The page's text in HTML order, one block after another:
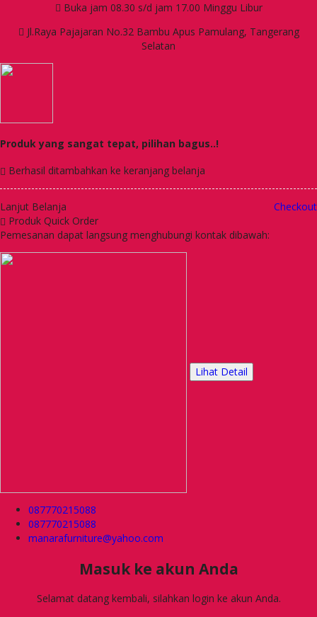
Buka jam 08.30 s/d jam 17.00 Minggu Libur
Jl.Raya Pajajaran No.32 Bambu Apus Pamulang, Tangerang
Selatan
Produk yang sangat tepat, pilihan bagus..!
Berhasil ditambahkan ke keranjang belanja
Lanjut Belanja
Checkout
Produk Quick Order
Pemesanan dapat langsung menghubungi kontak dibawah:
Lihat Detail
087770215088
087770215088
manarafurniture@yahoo.com
Masuk ke akun Anda
Selamat datang kembali, silahkan login ke akun Anda.